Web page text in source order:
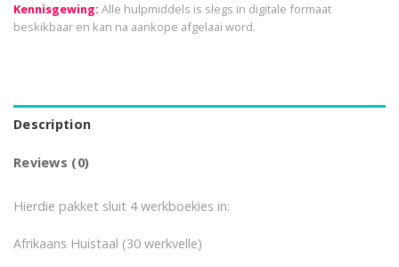
Kennisgewing: Alle hulpmiddels is slegs in digitale formaat
beskikbaar en kan na aankope afgelaai word.
Description
Reviews (0)
Hierdie pakket sluit 4 werkboekies in:
Afrikaans Huistaal (30 werkvelle)